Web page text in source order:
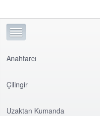
Anahtarcı
Çilingir
Uzaktan Kumanda